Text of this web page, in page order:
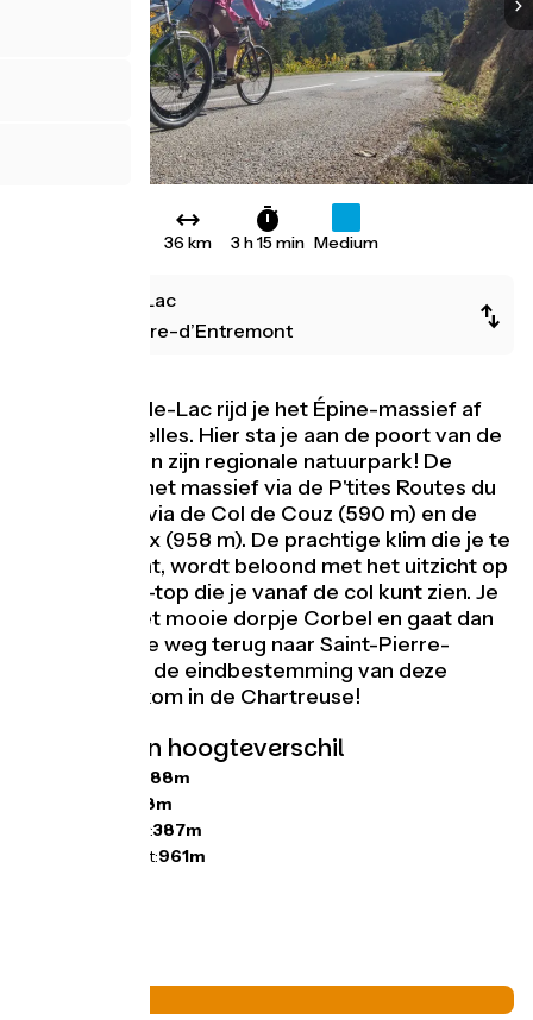
36 km 3 h 15 min Medium
Lépin-le-Lac
Saint-Pierre-d’Entremont
Vanuit Lépin-le-Lac rijd je het Épine-massief af
naar Les Échelles. Hier sta je aan de poort van de
Chartreuse en zijn regionale natuurpark! De
toegang tot het massief via de P'tites Routes du
Soleil® gaat via de Col de Couz (590 m) en de
Col des Égaux (958 m). De prachtige klim die je te
wachten staat, wordt beloond met het uitzicht op
de Cochette-top die je vanaf de col kunt zien. Je
komt door het mooie dorpje Corbel en gaat dan
via een smalle weg terug naar Saint-Pierre-
d'Entremont, de eindbestemming van deze
etappe. Welkom in de Chartreuse!
Hellingen en hoogteverschil
1088m
848m
Laagste punt:387m
Hoogste punt:961m